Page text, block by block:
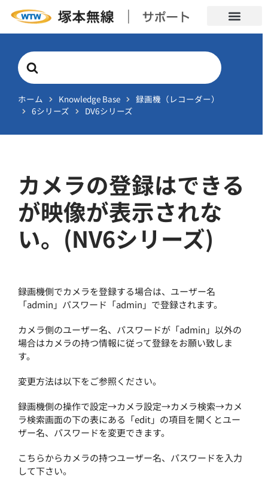
Search
For
ホーム Knowledge Base
録画機（レコーダー）
6シリーズ
DV6シリーズ
カメラの登録はできる
が映像が表示されな
い。(NV6シリーズ)
録画機側でカメラを登録する場合は、ユーザー名
「admin 」パスワード「admin 」で登録されます。
カメラ側のユーザー名、パスワードが「admin 」以外の
場合はカメラの持つ情報に従って登録をお願い致しま
す。
変更方法は以下をご参照ください。
録画機側の操作で設定→カメラ設定→カメラ検索→カメ
ラ検索画面の下の表にある「edit」の項目を開くとユー
ザー名、パスワードを変更できます。
こちらからカメラの持つユーザー名、パスワードを入力
して下さい。